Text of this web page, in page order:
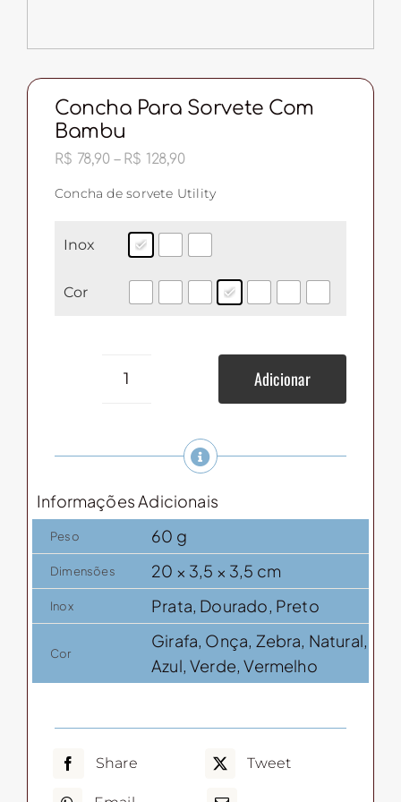
Concha Para Sorvete Com
Bambu
R$ 78,90 – R$ 128,90Faixa
preço:
R$ 78,90
R$ 128,90
Concha de sorvete Utility
Inox
Cor
Concha
com
quantidade
Adicionar
Informações Adicionais
Peso 60 g
Dimensões 20 × 3,5 × 3,5 cm
Inox Prata, Dourado, Preto
Cor
Girafa, Onça, Zebra, Natural,
Azul, Verde, Vermelho
Share Tweet